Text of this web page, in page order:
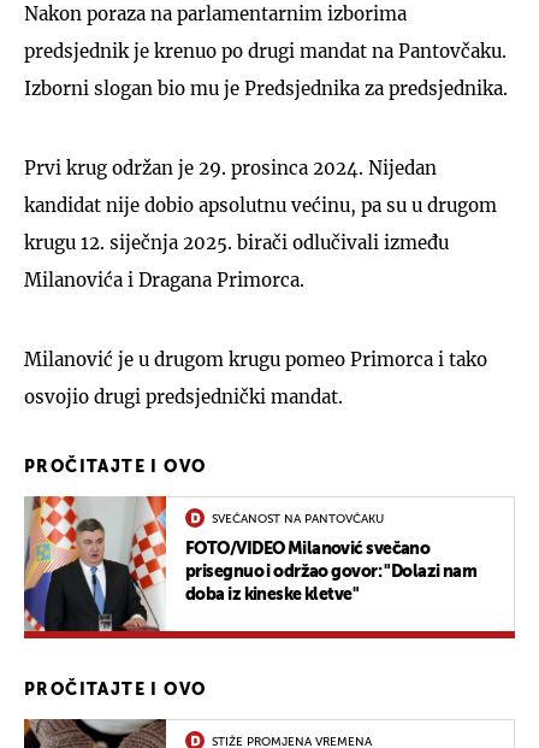
Nakon poraza na parlamentarnim izborima
predsjednik je krenuo po drugi mandat na Pantovčaku.
Izborni slogan bio mu je Predsjednika za predsjednika.
Prvi krug održan je 29. prosinca 2024. Nijedan
kandidat nije dobio apsolutnu većinu, pa su u drugom
krugu 12. siječnja 2025. birači odlučivali između
Milanovića i Dragana Primorca.
Milanović je u drugom krugu pomeo Primorca i tako
osvojio drugi predsjednički mandat.
PROČITAJTE I OVO
SVEČANOST NA PANTOVČAKU
FOTO/VIDEO Milanović svečano
prisegnuo i održao govor: "Dolazi nam
doba iz kineske kletve"
PROČITAJTE I OVO
STIŽE PROMJENA VREMENA